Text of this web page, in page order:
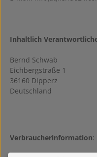
Inhaltlich
Bernd Schwab
Eichbergstraße 1
36160 Dipperz
Deutschland
Verbraucherinformation: